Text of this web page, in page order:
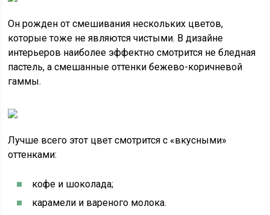
Он рожден от смешивания нескольких цветов,
которые тоже не являются чистыми. В дизайне
интерьеров наиболее эффектно смотрится не бледная
пастель, а смешанные оттенки бежево-коричневой
гаммы.
Лучше всего этот цвет смотрится с «вкусными»
оттенками:
кофе и шоколада;
карамели и вареного молока.